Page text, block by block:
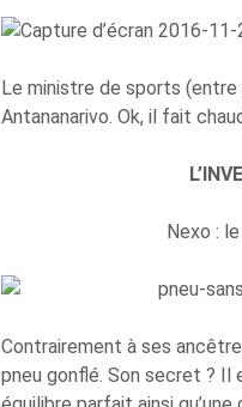
Le ministre de sports (entre
Antananarivo. Ok, il fait
Nexo :
Contrairement à ses
pneu gonflé. Son secret ? Il